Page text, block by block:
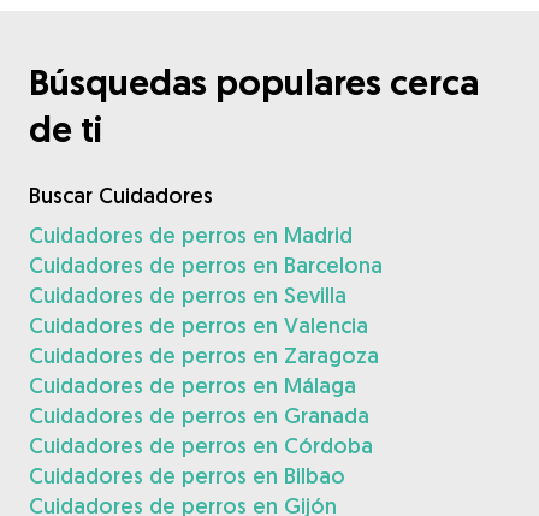
Búsquedas populares cerca
de ti
Buscar Cuidadores
Cuidadores de perros en Madrid
Cuidadores de perros en Barcelona
Cuidadores de perros en Sevilla
Cuidadores de perros en Valencia
Cuidadores de perros en Zaragoza
Cuidadores de perros en Málaga
Cuidadores de perros en Granada
Cuidadores de perros en Córdoba
Cuidadores de perros en Bilbao
Cuidadores de perros en Gijón